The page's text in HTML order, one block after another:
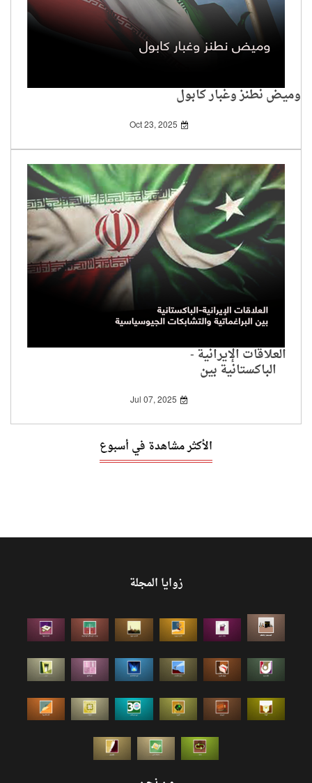
وميض نطنز وغبار كابول
Oct 23, 2025
العلاقات الإيرانية -
الباكستانية بين
Jul 07, 2025
الأكثر مشاهدة في أسبوع
زوايا المجلة